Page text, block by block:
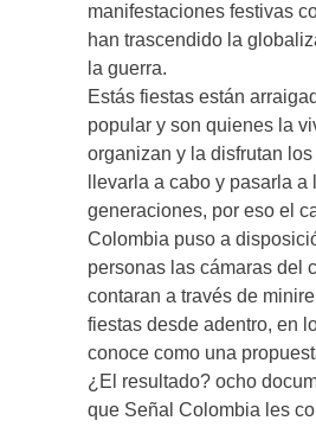
manifestaciones festivas
han trascendido la
la guerra.
Estás fiestas están
popular y son quienes la
organizan y la disfrutan
llevarla a cabo y pasarla a
generaciones, por eso el
Colombia puso a
personas las cámaras del
contaran a través de
fiestas desde adentro, en
conoce como una
¿El resultado? ocho
que Señal Colombia les